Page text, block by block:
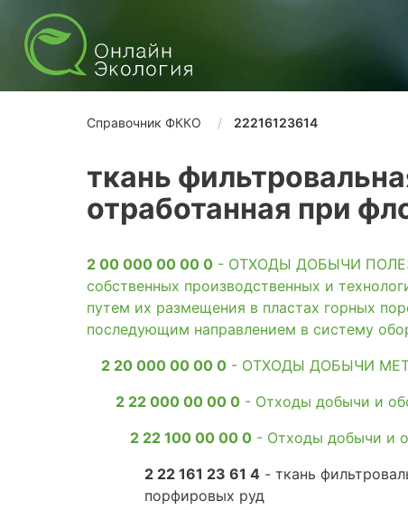
Справочник ФККО 22216123614
ткань
отработанная при
2 00 000 00 00 0 - ОТХОДЫ ДОБЫЧИ
собственных производственных и
путем их размещения в пластах горных
последующим направлением в систему
2 20 000 00 00 0 - ОТХОДЫ ДОБЫЧИ
2 22 000 00 00 0 - Отходы добычи и
2 22 100 00 00 0 - Отходы добычи и
2 22 161 23 61 4 - ткань
порфировых руд